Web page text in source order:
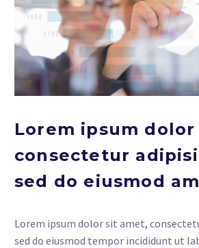
Lorem ipsum
consectetur
sed do eiusmod
Lorem ipsum dolor sit amet,
sed do eiusmod tempor incididunt ut